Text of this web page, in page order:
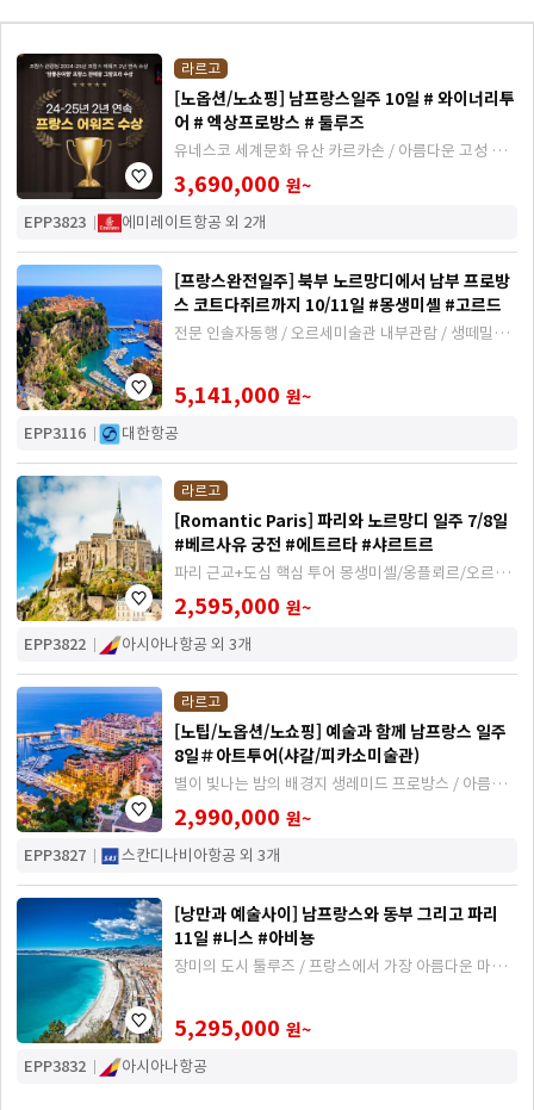
라르고
[노옵션/노쇼핑] 남프랑스일주 10일 # 와이너리투
어 # 엑상프로방스 # 툴루즈
유네스코 세계문화 유산 카르카손 / 아름다운 고성 쉬
농소 / 아름다운 남부 도시 아를 그리고 에즈
3,690,000 원~
EPP3823 에미레이트항공 외 2개
[프랑스완전일주] 북부 노르망디에서 남부 프로방
스 코트다쥐르까지 10/11일 #몽생미셸 #고르드
전문 인솔자동행 / 오르세미술관 내부관람 / 생떼밀리
5,141,000 원~
EPP3116 대한항공
라르고
[Romantic Paris] 파리와 노르망디 일주 7/8일
#베르사유 궁전 #에트르타 #샤르트르
파리 근교+도심 핵심 투어 몽생미셸/옹플뢰르/오르세
미술관
2,595,000 원~
EPP3822 아시아나항공 외 3개
라르고
[노팁/노옵션/노쇼핑] 예술과 함께 남프랑스 일주
8일＃아트투어(샤갈/피카소미술관)
별이 빛나는 밤의 배경지 생레미드 프로방스 / 아름다
운 지중해 마을 에즈 / 세계에서 두 번째로 작은 나라 모
나코
2,990,000 원~
EPP3827 스칸디나비아항공 외 3개
[낭만과 예술사이] 남프랑스와 동부 그리고 파리
11일 #니스 #아비뇽
장미의 도시 툴루즈 / 프랑스에서 가장 아름다운 마을
5,295,000 원~
EPP3832 아시아나항공